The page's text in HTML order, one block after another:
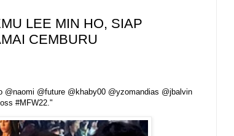
LEE MIN HO, SIAP
CEMBURU
@future @khaby00 @yzomandias @jbalvin
#MFW22."